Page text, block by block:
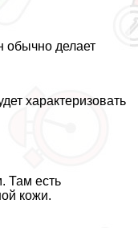
обычно делает
хаpaктеризовать
Там есть
кожи.